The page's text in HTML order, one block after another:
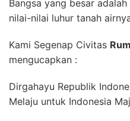
Bangsa yang besar
nilai-nilai luhur tanah
Kami Segenap Civitas
mengucapkan :
Dirgahayu Republik
Melaju untuk Indonesia